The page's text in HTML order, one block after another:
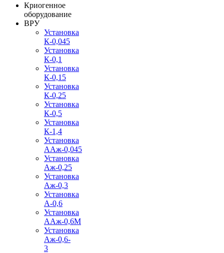
Криогенное
оборудование
ВРУ
Установка
К-0,045
Установка
К-0,1
Установка
К-0,15
Установка
К-0,25
Установка
К-0,5
Установка
К-1,4
Установка
ААж-0,045
Установка
Аж-0,25
Установка
Аж-0,3
Установка
А-0,6
Установка
ААж-0,6М
Установка
Аж-0,6-
3